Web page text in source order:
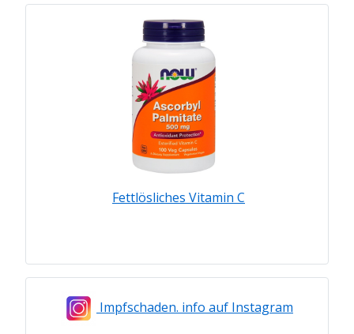
Fettlösliches Vitamin C
Impfschaden. info auf Instagram